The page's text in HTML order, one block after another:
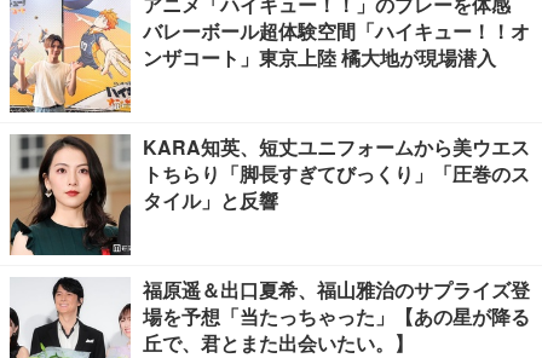
バレーボール超体験空間「ハイキュー！！オ
ンザコート」東京上陸 橘大地が現場潜入
KARA知英、短丈ユニフォームから美ウエス
トちらり「脚長すぎてびっくり」「圧巻のス
タイル」と反響
福原遥＆出口夏希、福山雅治のサプライズ登
場を予想「当たっちゃった」【あの星が降る
丘で、君とまた出会いたい。】